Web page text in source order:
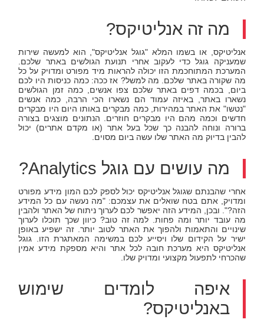
מה זה אנליטיקס?
אנליטיקס, או בשמו המלא "גוגל אנליטיקס", הוא למעשה שירות
שמעניקה גוגל כדי לעקוב אחרי תנועת הגולשים באתר שלכם.
המערכת המתוחכמת הזו יכולה להראות מיד מפורט ומדויק על כל
מה שקורה באתר שלכם. מה למשל? אז ככה: כמה כניסות היו לכם
ביום, בכמה דפים באתר שלכם צפו אנשים, כמה זמן הגולשים
נשארו באתר, באיזה עמוד הם נשארו הכי הרבה, כמה אנשים
"נטשו" את האתר במהירות, כמה מבקרים באותו היום היו מבקרים
חדשים וכמה מהם היו מבקרים חוזרים. הנתונים מוצגים בצורה
ברורה ונוחה להבנה כך שכל בעל אתר (או מקדם אתרים) יכול
להבין בדיוק מה האתר שלו עשה ביום מסוים.
מה עושים עם גוגל Analytics?
אחרי שהבנתם שגוגל אנליטיקס יכול לספק לכם המון מידע מפורט
ומדויק, אתם בטח שואלים את עצמכם: "מה נעשה עם כל המידע
הזה?". ובכן, המידע הזה יאפשר לכם לערוך ניתוח של האתר ולהבין
מה עובד יותר ומה פחות. למה זה טוב? כיוון שכך תוכלו לערוך
שינויים והתאמות ולהפוך את האתר לטוב יותר. זה ישפיע באופן
ישיר על הקידום שלו ויסייע לכם במשימה המאתגרת הזו. גוגל
אנליטיקס היא מערכת חובה לכל אתר והיא מספקת מידע אמין
שהכרחי לתפעול מקצועי ומדויק שלו.
איפה לומדים שימוש
באנליטיקס?